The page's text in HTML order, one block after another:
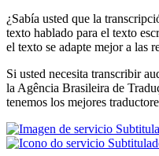
¿Sabía usted que la
texto hablado para el texto
el texto se adapte mejor a las
Si usted necesita transcribir
la Agência Brasileira de
tenemos los mejores